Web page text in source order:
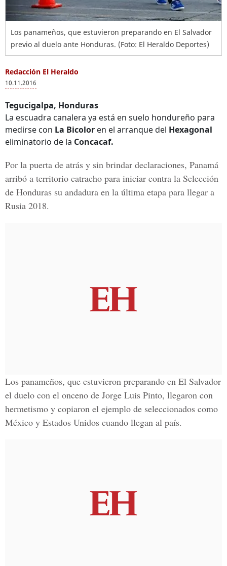
Los panameños, que estuvieron preparando en El Salvador
previo al duelo ante Honduras. (Foto: El Heraldo Deportes)
Redacción El Heraldo
10.11.2016
Tegucigalpa, Honduras
La escuadra canalera ya está en suelo hondureño para
medirse con La Bicolor en el arranque del Hexagonal
eliminatorio de la Concacaf.
Por la puerta de atrás y sin brindar declaraciones, Panamá
arribó a territorio catracho para iniciar contra la Selección
de Honduras su andadura en la última etapa para llegar a
Rusia 2018.
Los panameños, que estuvieron preparando en El Salvador
el duelo con el onceno de Jorge Luis Pinto, llegaron con
hermetismo y copiaron el ejemplo de seleccionados como
México y Estados Unidos cuando llegan al país.